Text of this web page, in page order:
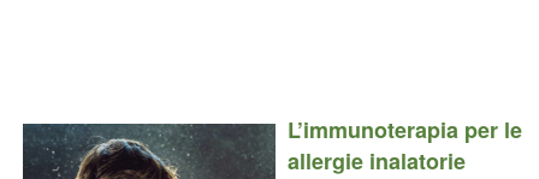
L’immunoterapia per le
allergie inalatorie